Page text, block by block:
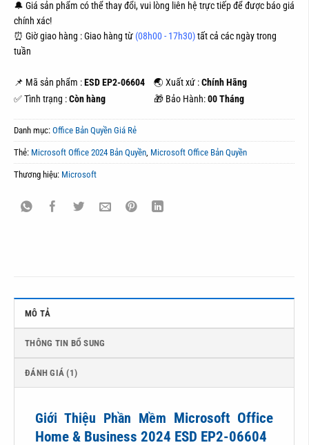
🔔 Giá sản phẩm có thể thay đổi, vui lòng liên hệ trực tiếp để được báo giá
chính xác!
⏰ Giờ giao hàng : Giao hàng từ (08h00 - 17h30)tất cả các ngày trong
tuần
📌 Mã sản phẩm :ESD EP2-06604 🌏 Xuất xứ :Chính Hãng
✅ Tình trạng :Còn hàng 🎁 Bảo Hành:00 Tháng
Danh mục: Office Bản Quyền Giá Rẻ
Thẻ: Microsoft Office 2024 Bản Quyền, Microsoft Office Bản Quyền
Thương hiệu: Microsoft
MÔ TẢ
THÔNG TIN BỔ SUNG
ĐÁNH GIÁ (1)
Giới Thiệu Phần Mềm Microsoft Office
Home & Business 2024 ESD EP2-06604